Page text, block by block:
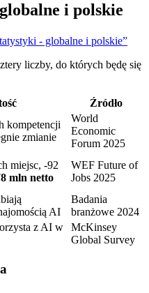
i polskie
- globalne i polskie”
liczby, do których będę się
Źródło
kompetencji
zmianie
World
Economic
Forum 2025
miejsc, -92
mln netto
WEF Future of
Jobs 2025
AI
Badania
branżowe 2024
z AI w
McKinsey
Global Survey